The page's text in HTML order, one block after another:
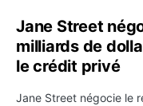
Jane Street
milliards de
le crédit privé
Jane Street négocie le